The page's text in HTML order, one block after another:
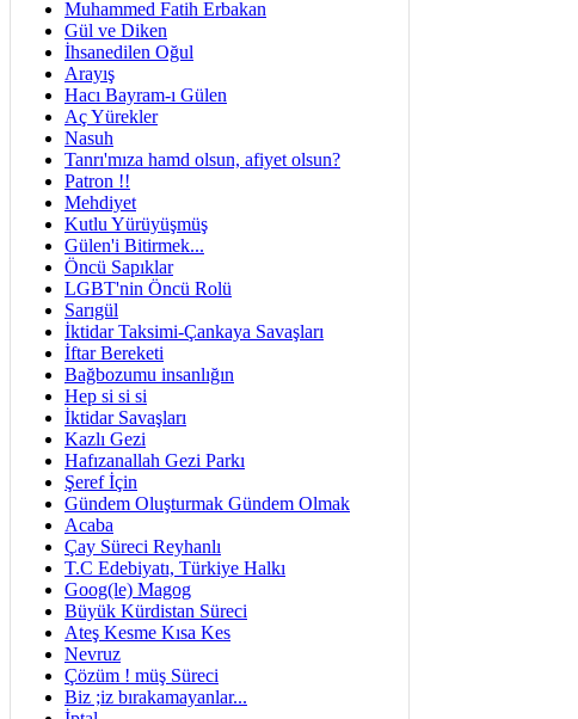
Muhammed Fatih Erbakan
Gül ve Diken
İhsanedilen Oğul
Arayış
Hacı Bayram-ı Gülen
Aç Yürekler
Nasuh
Tanrı'mıza hamd olsun, afiyet olsun?
Patron !!
Mehdiyet
Kutlu Yürüyüşmüş
Gülen'i Bitirmek...
Öncü Sapıklar
LGBT'nin Öncü Rolü
Sarıgül
İktidar Taksimi-Çankaya Savaşları
İftar Bereketi
Bağbozumu insanlığın
Hep si si si
İktidar Savaşları
Kazlı Gezi
Hafızanallah Gezi Parkı
Şeref İçin
Gündem Oluşturmak Gündem Olmak
Acaba
Çay Süreci Reyhanlı
T.C Edebiyatı, Türkiye Halkı
Goog(le) Magog
Büyük Kürdistan Süreci
Ateş Kesme Kısa Kes
Nevruz
Çözüm ! müş Süreci
Biz ;iz bırakamayanlar...